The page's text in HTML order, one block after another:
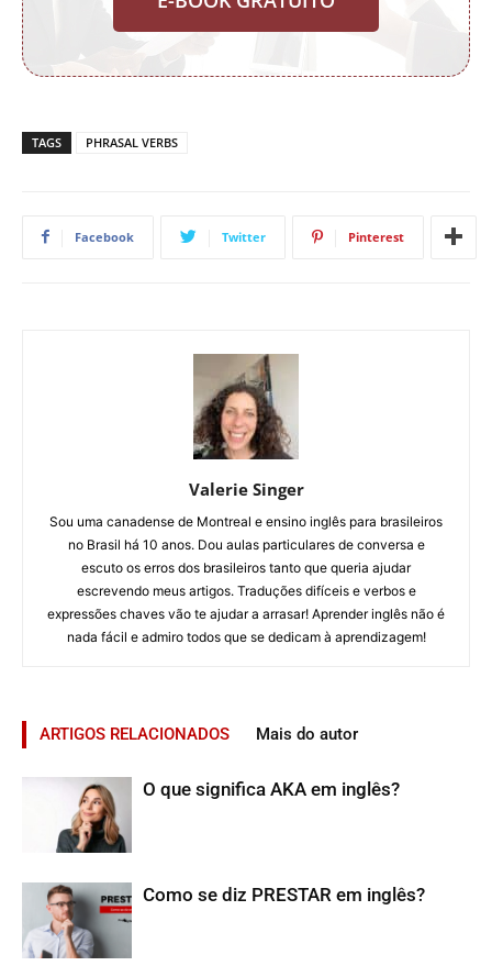
TAGS PHRASAL VERBS
Facebook Twitter Pinterest
Valerie Singer
Sou uma canadense de Montreal e ensino inglês para brasileiros
no Brasil há 10 anos. Dou aulas particulares de conversa e
escuto os erros dos brasileiros tanto que queria ajudar
escrevendo meus artigos. Traduções difíceis e verbos e
expressões chaves vão te ajudar a arrasar! Aprender inglês não é
nada fácil e admiro todos que se dedicam à aprendizagem!
ARTIGOS RELACIONADOS Mais do autor
O que significa AKA em inglês?
Como se diz PRESTAR em inglês?